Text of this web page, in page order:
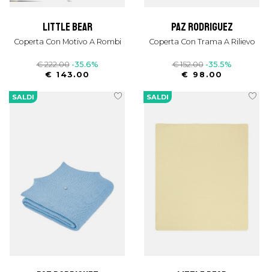
little bear
Coperta Con Motivo A Rombi
€ 222.00 -35.6%
€ 143.00
paz rodriguez
Coperta Con Trama A Rilievo
€ 152.00 -35.5%
€ 98.00
SALDI SALDI